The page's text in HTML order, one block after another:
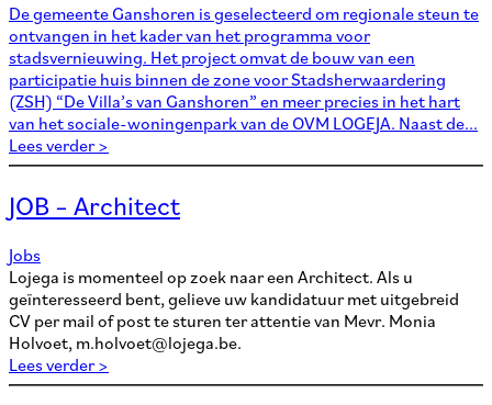
De gemeente Ganshoren is geselecteerd om regionale steun te
ontvangen in het kader van het programma voor
stadsvernieuwing. Het project omvat de bouw van een
participatie huis binnen de zone voor Stadsherwaardering
(ZSH) “De Villa’s van Ganshoren” en meer precies in het hart
van het sociale-woningenpark van de OVM LOGEJA. Naast de...
Lees verder >
JOB – Architect
Jobs
Lojega is momenteel op zoek naar een Architect. Als u
geïnteresseerd bent, gelieve uw kandidatuur met uitgebreid
CV per mail of post te sturen ter attentie van Mevr. Monia
Holvoet, m.holvoet@lojega.be.
Lees verder >